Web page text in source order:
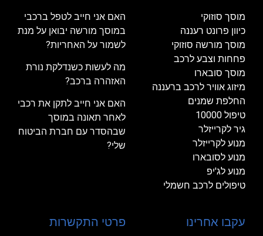
מוסך סוזוקי
כיוון פרונט רעננה
מוסך מורשה סוזוקי
פחחות וצבע לרכב
מוסך סובארו
מיזוג אוויר לרכב ברעננה
החלפת שמנים
טיפול 10000
גיר לקרייזלר
מנוע לקרייזלר
מנוע לסובארו
מנוע לג'יפ
טיפולים לרכב חשמלי
האם אני חייב לטפל ברכבי
במוסך מורשה יבואן על מנת
לשמור על האחריות?
מה לעשות כשנדלקת נורת
האזהרה ברכב?
האם אני חייב לתקן את רכבי
לאחר תאונה במוסך
שבהסדר עם חברת הביטוח
שלי?
עקבו אחרינו פרטי התקשרות